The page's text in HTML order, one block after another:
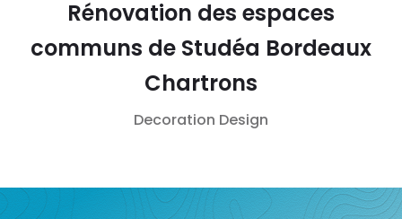
Rénovation des espaces
communs de Studéa Bordeaux
Chartrons
Decoration Design